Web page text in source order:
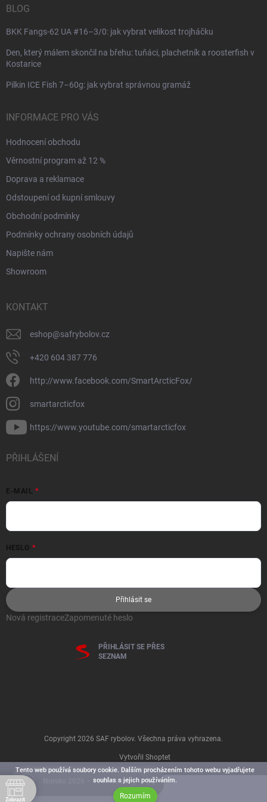
Tento web používá soubory cookie. Dalším procházením tohoto webu vyjadřujete
souhlas s jejich používáním.
Rozumím
Norsko 2026 – volné termíny
BLOG
BKK Fangs-62 UA #16–3/0: jak vybrat velikost trojháčku
Den, který málem skončil na břehu: tuňáci, plachetník a roosterfish v
Kostarice
Pilkin ICE Fish 7–60g: jak vybrat správnou gramáž
INFORMACE PRO VÁS
Hodnocení obchodu
Věrnostní program až 12 %
Doprava a reklamace
Odstoupení od kupní smlouvy
Obchodní podmínky
Podmínky ochrany osobních údajů
Napište nám
Showroom
KONTAKT
eshop@safrybolov.cz
+420 604 387 776
http://www.facebook.com/SmartArcticFox/
smartarcticfox
https://www.youtube.com/smartarcticfox
PŘIHLÁŠENÍ
E-MAIL
HESLO
Přihlásit se
Nová registraceZapomenuté heslo
PŘIHLÁSIT SE PŘES
SEZNAM
Vytvořil Shoptet
Copyright 2026 SAF rybolov. Všechna práva vyhrazena.
Zobrazit